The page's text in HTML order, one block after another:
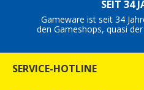
SEIT 34
Gameware ist seit 34
den Gameshops, quasi der
SERVICE-HOTLINE